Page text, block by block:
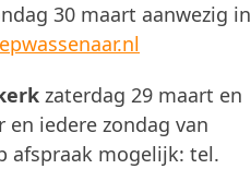
30 maart aanwezig in
zaterdag 29 maart en
en iedere zondag van
afspraak mogelijk: tel.